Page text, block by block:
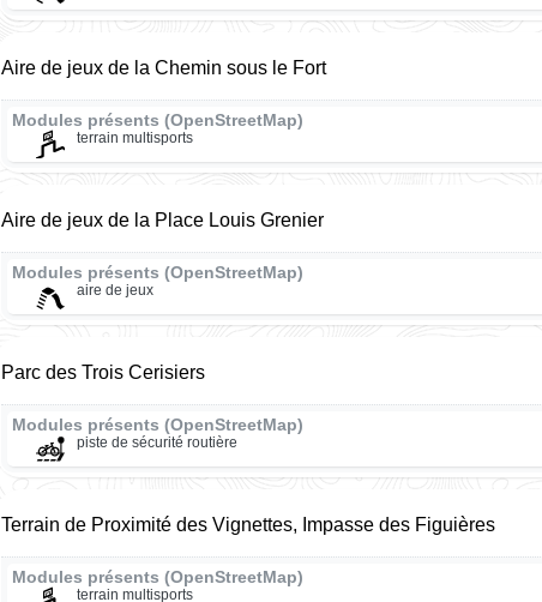
Aire de jeux de la Chemin sous le Fort
Modules présents (OpenStreetMap)
terrain multisports
Aire de jeux de la Place Louis Grenier
Modules présents (OpenStreetMap)
aire de jeux
Parc des Trois Cerisiers
Modules présents (OpenStreetMap)
piste de sécurité routière
Terrain de Proximité des Vignettes, Impasse des Figuières
Modules présents (OpenStreetMap)
terrain multisports